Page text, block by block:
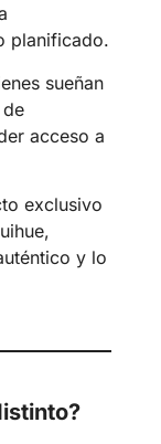
planificado.
sueñan
acceso a
exclusivo
y lo